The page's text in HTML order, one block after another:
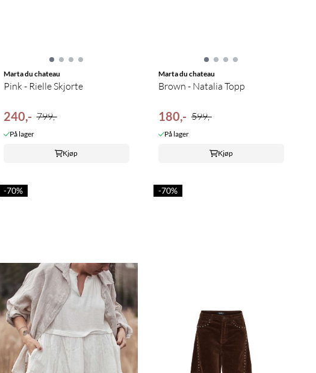
Marta du chateau
Pink - Rielle Skjorte
240,- 799,-
På lager
Kjøp
Marta du chateau
Brown - Natalia Topp
180,- 599,-
På lager
Kjøp
-70% -70%